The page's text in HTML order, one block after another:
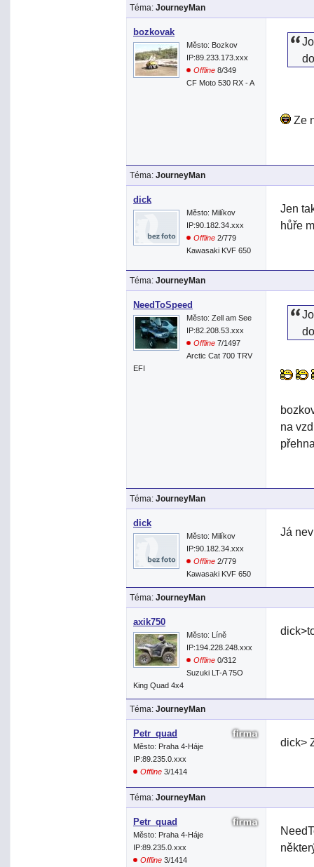
Téma: JourneyMan
bozkovak
Město: Bozkov
IP:89.233.173.xxx
Offline 8/349
CF Moto 530 RX - A
Ze
Téma: JourneyMan
dick
Město: Milíkov
IP:90.182.34.xxx
Offline 2/779
Kawasaki KVF 650
Jen
hůře
Téma: JourneyMan
NeedToSpeed
Město: Zell am See
IP:82.208.53.xxx
Offline 7/1497
Arctic Cat 700 TRV
EFI
na
Téma: JourneyMan
dick
Město: Milíkov
IP:90.182.34.xxx
Offline 2/779
Kawasaki KVF 650
Já
Téma: JourneyMan
axik750
Město: Líně
IP:194.228.248.xxx
Offline 0/312
Suzuki LT-A 75O
King Quad 4x4
Téma: JourneyMan
Petr_quad
Město: Praha 4-Háje
IP:89.235.0.xxx
Offline 3/1414
dick>
Téma: JourneyMan
Petr_quad
Město: Praha 4-Háje
IP:89.235.0.xxx
Offline 3/1414